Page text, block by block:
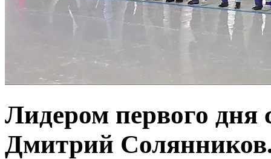
Лидером первого дня
Дмитрий